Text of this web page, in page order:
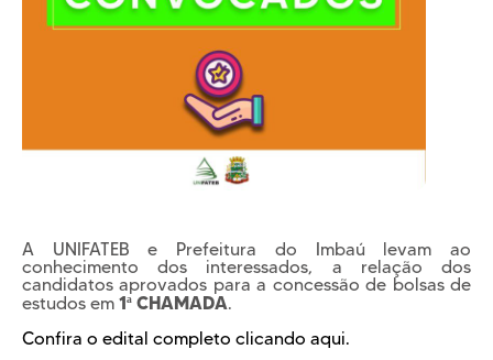
EQUIPE PEDAGÓGICA
E CORPO DOCENTE
Conheça nosso Campus
Centro Laboratorial Professor Ivo Neitzel
Revista Informando
PRIVACIDADE
A UNIFATEB e Prefeitura do Imbaú levam ao
conhecimento dos interessados, a relação dos
candidatos aprovados para a concessão de bolsas de
estudos em 1ª CHAMADA.
Confira o edital completo clicando aqui.